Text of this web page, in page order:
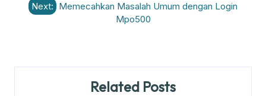
Next: Memecahkan Masalah Umum dengan Login
Mpo500
Related Posts